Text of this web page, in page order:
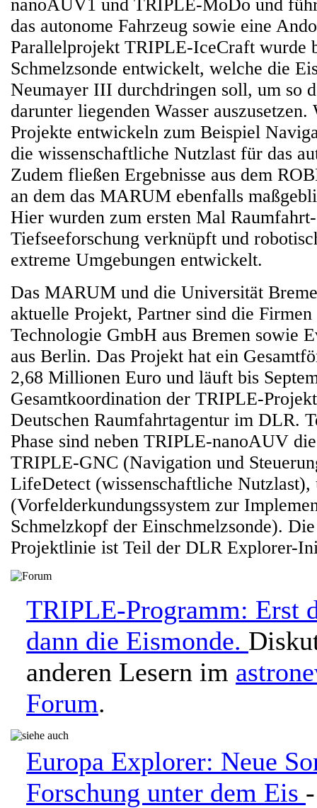
nanoAUV1 und TRIPLE-MoDo und
das autonome Fahrzeug sowie eine
Parallelprojekt TRIPLE-IceCraft wurde
Schmelzsonde entwickelt, welche die
Neumayer III durchdringen soll, um so
darunter liegenden Wasser auszusetzen.
Projekte entwickeln zum Beispiel
die wissenschaftliche Nutzlast für das
Zudem fließen Ergebnisse aus dem
an dem das MARUM ebenfalls
Hier wurden zum ersten Mal
Tiefseeforschung verknüpft und
extreme Umgebungen entwickelt.
Das MARUM und die Universität
aktuelle Projekt, Partner sind die
Technologie GmbH aus Bremen sowie
aus Berlin. Das Projekt hat ein
2,68 Millionen Euro und läuft bis
Gesamtkoordination der TRIPLE-
Deutschen Raumfahrtagentur im DLR.
Phase sind neben TRIPLE-nanoAUV
TRIPLE-GNC (Navigation und
LifeDetect (wissenschaftliche
(Vorfelderkundungssystem zur
Schmelzkopf der Einschmelzsonde).
Projektlinie ist Teil der DLR Explorer-
TRIPLE-Programm: Erst
dann die Eismonde.
anderen Lesern im
Forum.
Europa Explorer: Neue
Forschung unter dem Eis